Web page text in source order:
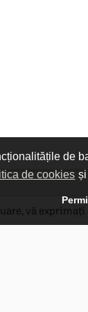
de
de cookies și
Livrare
vă